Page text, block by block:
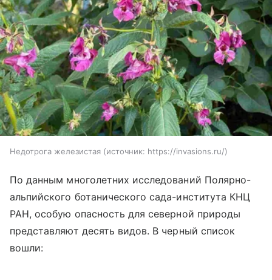
Недотрога железистая источник: https://invasions.ru/
По данным многолетних исследований Полярно-
альпийского ботанического сада-института КНЦ
РАН, особую опасность для северной природы
представляют десять видов. В черный список
вошли: